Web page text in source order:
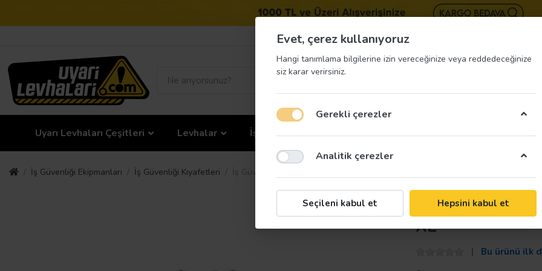
BIZE
Uyarı Levhaları Çeşitleri Levhalar İş Güvenliği Etiketleri İş Güvenliği Ekipmanları İş
İş Güvenliği Ekipmanları İş Güvenliği Kıyafetleri İş Güvenliği Fosforlu Yelek Mühendis Tipi Kırmızı XL
İş Güvenliği
XL
Bu ürünü ilk
Evet, çerez kullanıyoruz
Hangi tanımlama bilgilerine izin vereceğinize veya reddedeceğinize
siz karar verirsiniz.
Gerekli çerezler
Analitik çerezler
Seçileni kabul et Hepsini kabul et